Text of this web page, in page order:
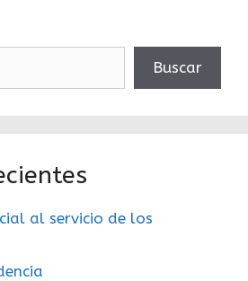
Buscar
al servicio de los